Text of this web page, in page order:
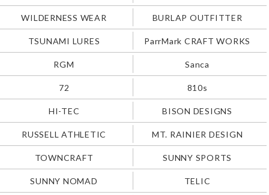
WILDERNESS WEAR BURLAP OUTFITTER
TSUNAMI LURES ParrMark CRAFT WORKS
RGM Sanca
72 810s
HI-TEC BISON DESIGNS
RUSSELL ATHLETIC MT. RAINIER DESIGN
TOWNCRAFT SUNNY SPORTS
SUNNY NOMAD TELIC